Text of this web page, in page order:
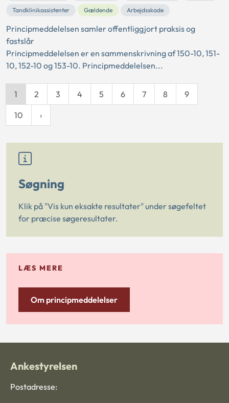
Tandklinikassistenter
Gældende Arbejdsskade
Principmeddelelsen samler offentliggjort praksis og
fastslår
Principmeddelelsen er en sammenskrivning af 150-10, 151-
10, 152-10 og 153-10. Principmeddelelsen...
1 2 3 4 5 6 7 8 9
10
Søgning
Klik på "Vis kun eksakte resultater" under søgefeltet
for præcise søgeresultater.
LÆS MERE
Om principmeddelelser
Ankestyrelsen
Postadresse: